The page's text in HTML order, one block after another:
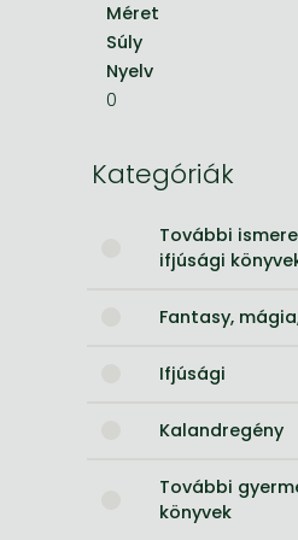
Bleach manga
One-Punch Man manga
Méret
Súly
Nyelv
0
Kategóriák
További
ifjúsági
Fantasy,
Ifjúsági
Kalandregény
További
könyvek